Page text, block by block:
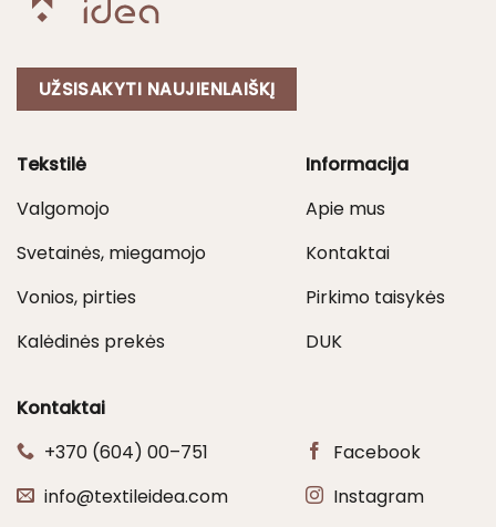
UŽSISAKYTI NAUJIENLAIŠKĮ
Tekstilė
Valgomojo
Svetainės, miegamojo
Vonios, pirties
Kalėdinės prekės
Informacija
Apie mus
Kontaktai
Pirkimo taisykės
DUK
Kontaktai
+370 (604) 00–751
info@textileidea.com
Facebook
Instagram